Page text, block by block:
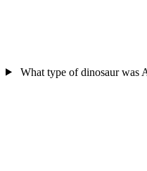
What type of dinosaur was